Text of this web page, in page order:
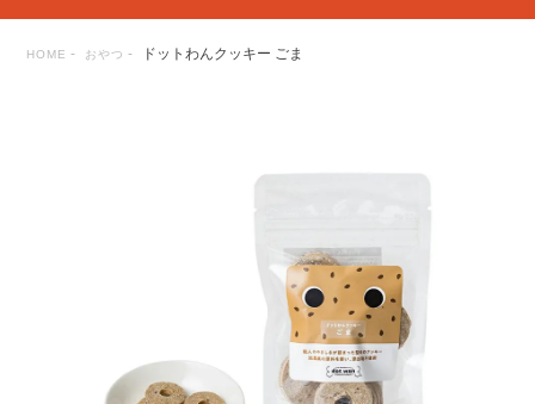
HOME おやつ ドットわんクッキー ごま